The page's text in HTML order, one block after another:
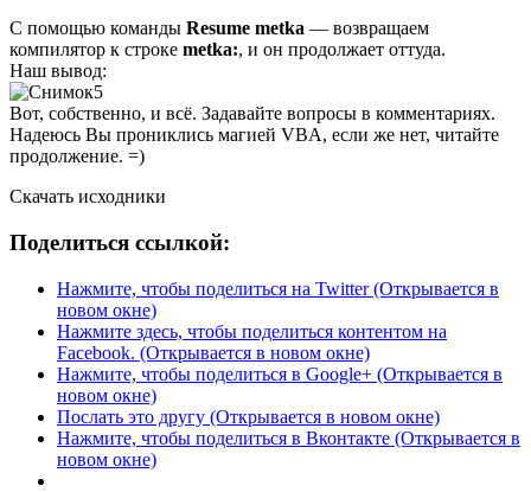
С помощью команды Resume metka — возвращаем
компилятор к строке metka:, и он продолжает оттуда.
Наш вывод:
Вот, собственно, и всё. Задавайте вопросы в комментариях.
Надеюсь Вы прониклись магией VBA, если же нет, читайте
продолжение. =)
Скачать исходники
Поделиться ссылкой:
Нажмите, чтобы поделиться на Twitter (Открывается в
новом окне)
Нажмите здесь, чтобы поделиться контентом на
Facebook. (Открывается в новом окне)
Нажмите, чтобы поделиться в Google+ (Открывается в
новом окне)
Послать это другу (Открывается в новом окне)
Нажмите, чтобы поделиться в Вконтакте (Открывается в
новом окне)